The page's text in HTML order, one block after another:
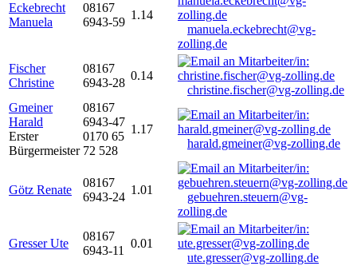
Eckebrecht
Manuela
08167
6943-59
1.14
manuela.eckebrecht@vg-
zolling.de
Fischer
Christine
08167
6943-28
0.14
christine.fischer@vg-zolling.de
Gmeiner
Harald
Erster
Bürgermeister
08167
6943-47
0170 65
72 528
1.17
harald.gmeiner@vg-zolling.de
Götz Renate
08167
6943-24
1.01
gebuehren.steuern@vg-
zolling.de
Gresser Ute
08167
6943-11
0.01
ute.gresser@vg-zolling.de